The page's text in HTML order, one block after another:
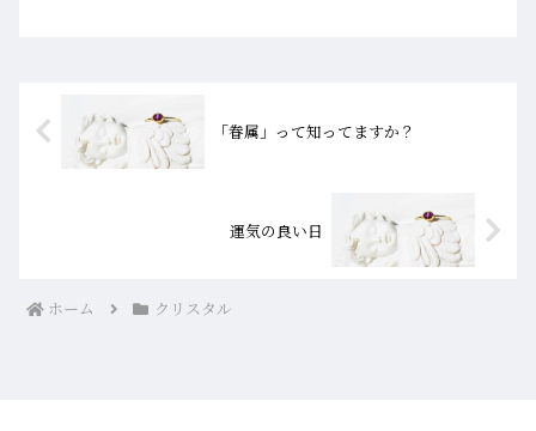
「眷属」って知ってますか？
運気の良い日
ホーム クリスタル